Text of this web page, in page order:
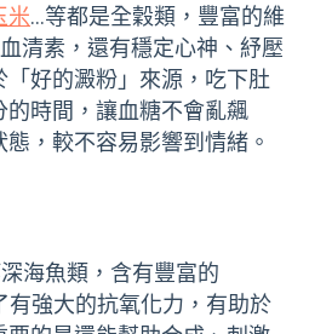
米…等都是全穀類，豐富的維
清素，還有穩定心神、紓壓
好的澱粉」來源，吃下肚
時間，讓血糖不會亂飆
，較不容易影響到情緒。
海魚類，含有豐富的
有強大的抗氧化力，有助於